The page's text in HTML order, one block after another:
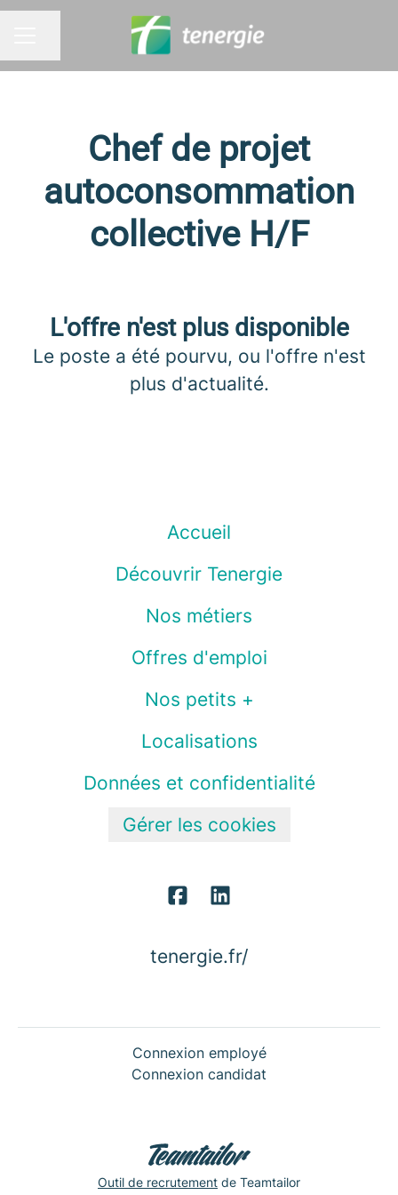
Partager la page
Chef de projet
autoconsommation
collective H/F
L'offre n'est plus disponible
Le poste a été pourvu, ou l'offre n'est
plus d'actualité.
Accueil
Découvrir Tenergie
Nos métiers
Offres d'emploi
Nos petits +
Localisations
Données et confidentialité
Gérer les cookies
tenergie.fr/
Connexion employé
Connexion candidat
Outil de recrutement de Teamtailor